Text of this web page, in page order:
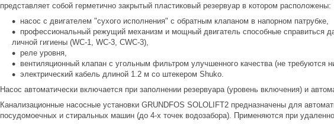
представляет собой герметично закрытый пластиковый резервуар в котором расположены:
насос с двигателем "сухого исполнения" с обратным клапаном в напорном патрубке,
профессиональный режущий механизм и мощный двигатель способные справиться
личной гигиены (WC-1, WC-3, CWC-3),
реле уровня,
вентиляционный клапан с угольным фильтром улучшенного качества (не требуются
электрический кабель длиной 1.2 м со штекером Shuko.
Насос автоматически включается при заполнении резервуара (уровень включения) и
Канализационные насосные установки GRUNDFOS SOLOLIFT2 предназначены для
посудомоечных и стиральных машин (до 4-х точек водозабора). Применяются при